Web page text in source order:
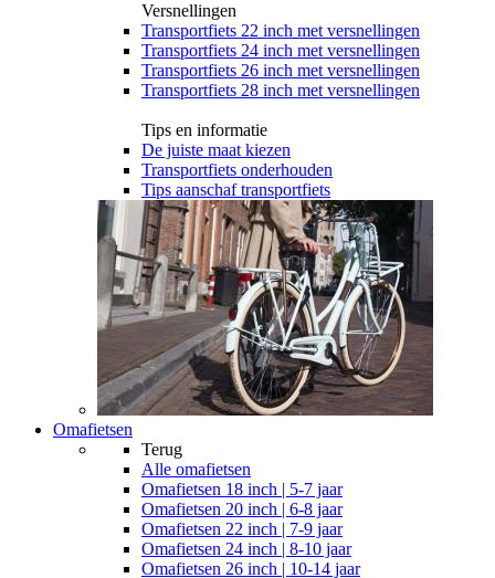
Versnellingen
Transportfiets 22 inch met versnellingen
Transportfiets 24 inch met versnellingen
Transportfiets 26 inch met versnellingen
Transportfiets 28 inch met versnellingen
Tips en informatie
De juiste maat kiezen
Transportfiets onderhouden
Tips aanschaf transportfiets
Omafietsen
Terug
Alle omafietsen
Omafietsen 18 inch | 5-7 jaar
Omafietsen 20 inch | 6-8 jaar
Omafietsen 22 inch | 7-9 jaar
Omafietsen 24 inch | 8-10 jaar
Omafietsen 26 inch | 10-14 jaar